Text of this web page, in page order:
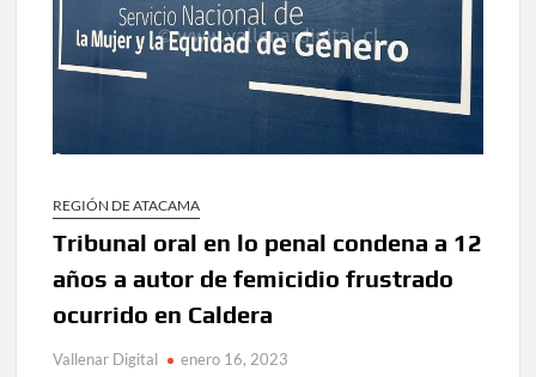
REGIÓN DE ATACAMA
Tribunal oral en lo penal condena a 12
años a autor de femicidio frustrado
ocurrido en Caldera
Vallenar Digital enero 16, 2023